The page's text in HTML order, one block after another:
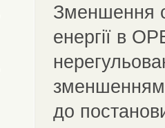
Зменшення
енергії в
зменшенням
до